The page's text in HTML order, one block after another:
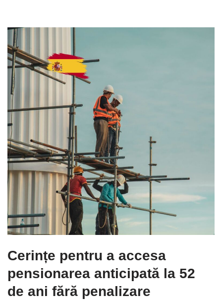
Cerințe pentru a accesa
pensionarea anticipată la 52
de ani fără penalizare